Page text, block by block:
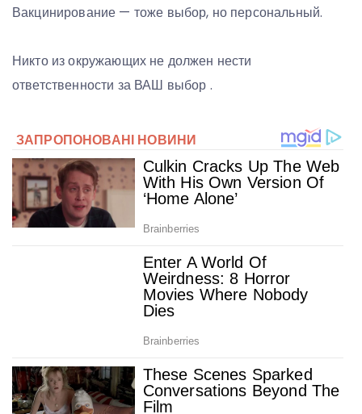
Вакцинирование — тоже выбор, но персональный.
Никто из окружающих не должен нести
ответственности за ВАШ выбор .